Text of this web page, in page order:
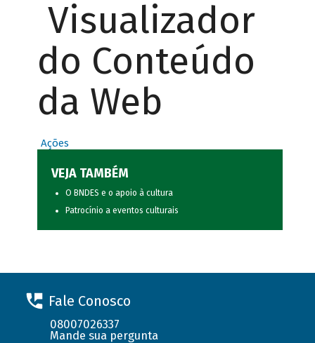
Visualizador
do Conteúdo
da Web
Ações
VEJA TAMBÉM
O BNDES e o apoio à cultura
Patrocínio a eventos culturais
Fale Conosco
08007026337
Mande sua pergunta